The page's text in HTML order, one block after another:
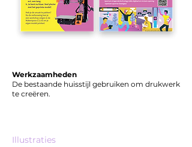
Werkzaamheden
De bestaande huisstijl gebruiken om drukwerk
te creëren.
Illustraties